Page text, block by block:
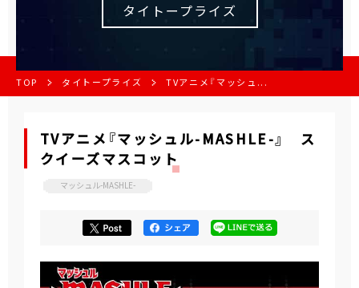
タイトープライズ
TOP タイトープライズ TVアニメ『マッシュ...
TVアニメ『マッシュル-MASHLE-』 ス
クイーズマスコット
マッシュル-MASHLE-